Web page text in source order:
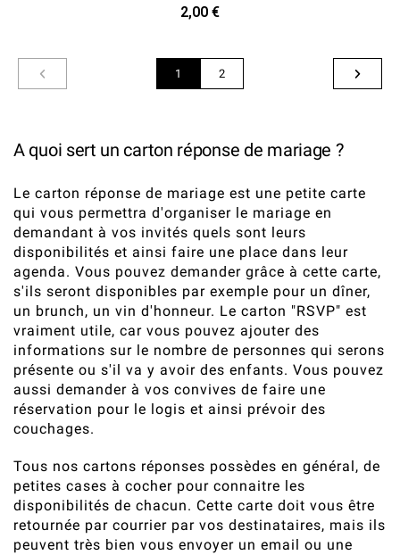
2,00 €
1 2
A quoi sert un carton réponse de mariage ?
Le carton réponse de mariage est une petite carte
qui vous permettra d'organiser le mariage en
demandant à vos invités quels sont leurs
disponibilités et ainsi faire une place dans leur
agenda. Vous pouvez demander grâce à cette carte,
s'ils seront disponibles par exemple pour un dîner,
un brunch, un vin d'honneur. Le carton "RSVP" est
vraiment utile, car vous pouvez ajouter des
informations sur le nombre de personnes qui serons
présente ou s'il va y avoir des enfants. Vous pouvez
aussi demander à vos convives de faire une
réservation pour le logis et ainsi prévoir des
couchages.
Tous nos cartons réponses possèdes en général, de
petites cases à cocher pour connaitre les
disponibilités de chacun. Cette carte doit vous être
retournée par courrier par vos destinataires, mais ils
peuvent très bien vous envoyer un email ou une